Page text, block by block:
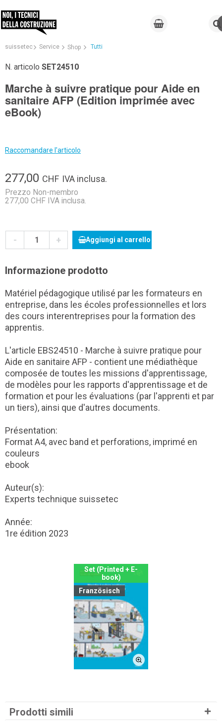
suissetec Service Shop Tutti
N. articolo SET24510
Marche à suivre pratique pour Aide en
sanitaire AFP (Edition imprimée avec
eBook)
Raccomandare l'articolo
277,00 CHF IVA inclusa.
Prezzo Non-membro
277,00 CHF IVA inclusa.
- + Aggiungi al carrello
Informazione prodotto
Matériel pédagogique utilisé par les formateurs en
entreprise, dans les écoles professionnelles et lors
des cours interentreprises pour la formation des
apprentis.
L'article EBS24510 - Marche à suivre pratique pour
Aide en sanitaire AFP - contient une médiathèque
composée de toutes les missions d'apprentissage,
de modèles pour les rapports d'apprentissage et de
formation et pour les évaluations (par l'apprenti et par
un tiers), ainsi que d'autres documents.
Présentation:
Format A4, avec band et perforations, imprimé en
couleurs
ebook
Auteur(s):
Experts technique suissetec
Année:
1re édition 2023
Set (Printed + E-
book)
Französisch
Prodotti simili